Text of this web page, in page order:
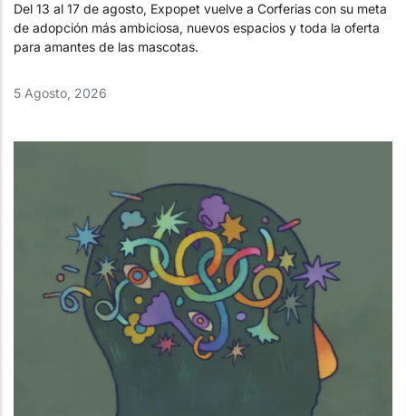
Del 13 al 17 de agosto, Expopet vuelve a Corferias con su meta
de adopción más ambiciosa, nuevos espacios y toda la oferta
para amantes de las mascotas.
5 Agosto, 2026